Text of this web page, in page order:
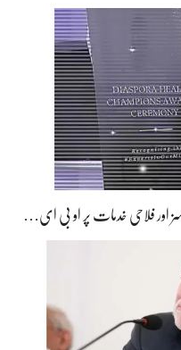
اور فلاحی خدمات پر او بی ای…